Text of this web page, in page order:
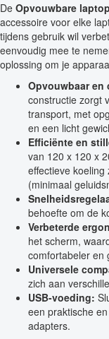
De Opvouwbare
accessoire voor elke
tijdens gebruik wil
eenvoudig mee te
oplossing om je
Opvouwbaar en
constructie zorgt
transport, met
en een licht
Efficiënte en
van 120 x 120 x
effectieve
(minimaal
behoefte om de
Verbeterde
het scherm,
comfortabeler en
Universele
zich aan
USB-voeding:
een praktische
adapters.